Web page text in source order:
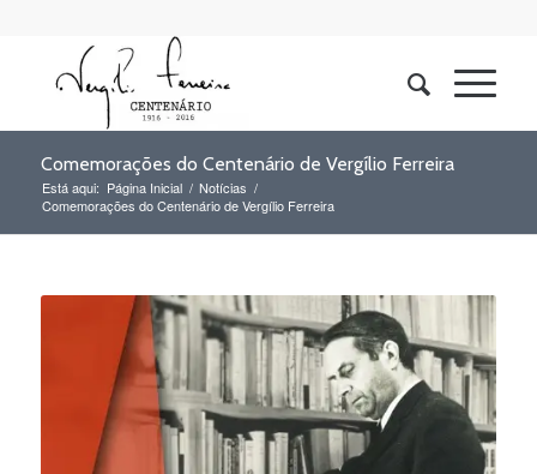
Comemorações do Centenário de Vergílio Ferreira
Está aqui: Página Inicial / Notícias /
Comemorações do Centenário de Vergílio Ferreira